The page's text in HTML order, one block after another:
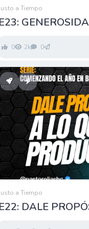
a Tiempo
0 2k 0
a Tiempo
DALE